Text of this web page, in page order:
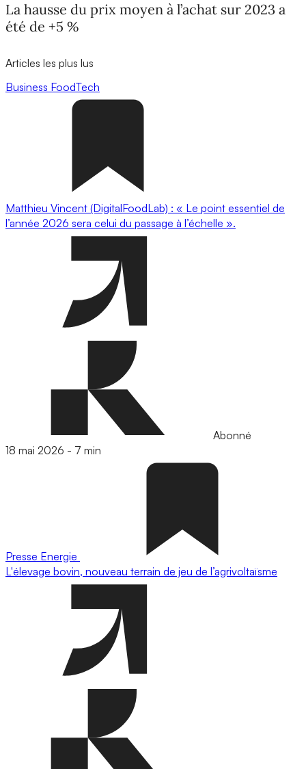
La hausse du prix moyen à l’achat sur 2023 a
été de +5 %
Articles les plus lus
Business FoodTech
Matthieu Vincent (DigitalFoodLab) : « Le point essentiel de
l’année 2026 sera celui du passage à l’échelle ».
Abonné
18 mai 2026 - 7 min
Presse Energie
L'élevage bovin, nouveau terrain de jeu de l’agrivoltaïsme